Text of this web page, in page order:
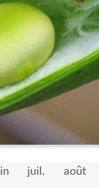
juil. août